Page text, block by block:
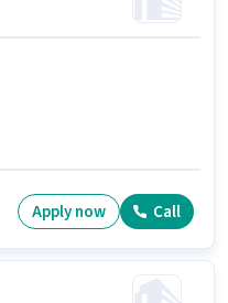
Apply now Call